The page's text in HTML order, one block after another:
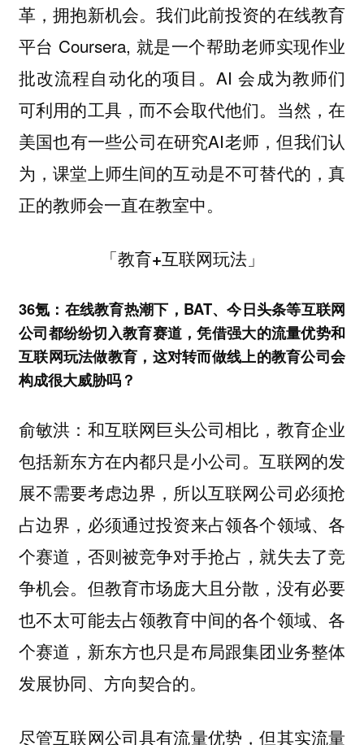
革，拥抱新机会。我们此前投资的在线教育
平台 Coursera, 就是一个帮助老师实现作业
批改流程自动化的项目。AI 会成为教师们
可利用的工具，而不会取代他们。当然，在
美国也有一些公司在研究AI老师，但我们认
为，课堂上师生间的互动是不可替代的，真
正的教师会一直在教室中。
「教育+互联网玩法」
36氪：在线教育热潮下，BAT、今日头条等互联网
公司都纷纷切入教育赛道，凭借强大的流量优势和
互联网玩法做教育，这对转而做线上的教育公司会
构成很大威胁吗？
俞敏洪： 和互联网巨头公司相比，教育企业
包括新东方在内都只是小公司。互联网的发
展不需要考虑边界，所以互联网公司必须抢
占边界，必须通过投资来占领各个领域、各
个赛道，否则被竞争对手抢占，就失去了竞
争机会。但教育市场庞大且分散，没有必要
也不太可能去占领教育中间的各个领域、各
个赛道，新东方也只是布局跟集团业务整体
发展协同、方向契合的。
尽管互联网公司具有流量优势，但其实流量